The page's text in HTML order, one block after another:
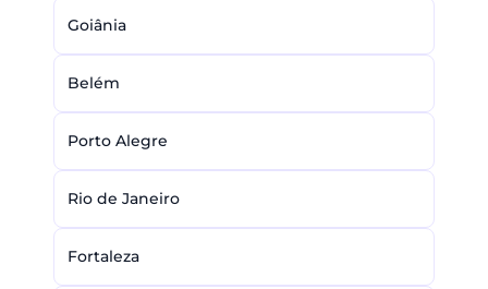
Goiânia
Belém
Porto Alegre
Rio de Janeiro
Fortaleza